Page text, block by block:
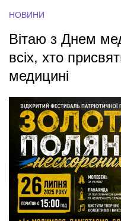
НОВИНИ
Вітаю з Днем
всіх, хто
медицині